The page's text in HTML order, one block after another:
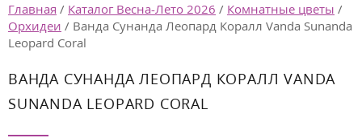
Главная / Каталог Весна-Лето 2026 / Комнатные цветы /
Орхидеи / Ванда Сунанда Леопард Коралл Vanda Sunanda
Leopard Coral
ВАНДА СУНАНДА ЛЕОПАРД КОРАЛЛ VANDA
SUNANDA LEOPARD CORAL